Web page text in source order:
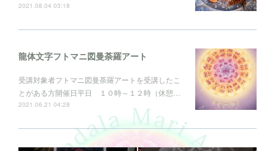
2021.08.04 03:18
龍体文字フトマニ図曼荼羅アート
受講対象者フトマニ図曼荼羅アートを受講したこ
とがある方開催日平日 １０時～１２時（休憩…
2021.06.21 04:28